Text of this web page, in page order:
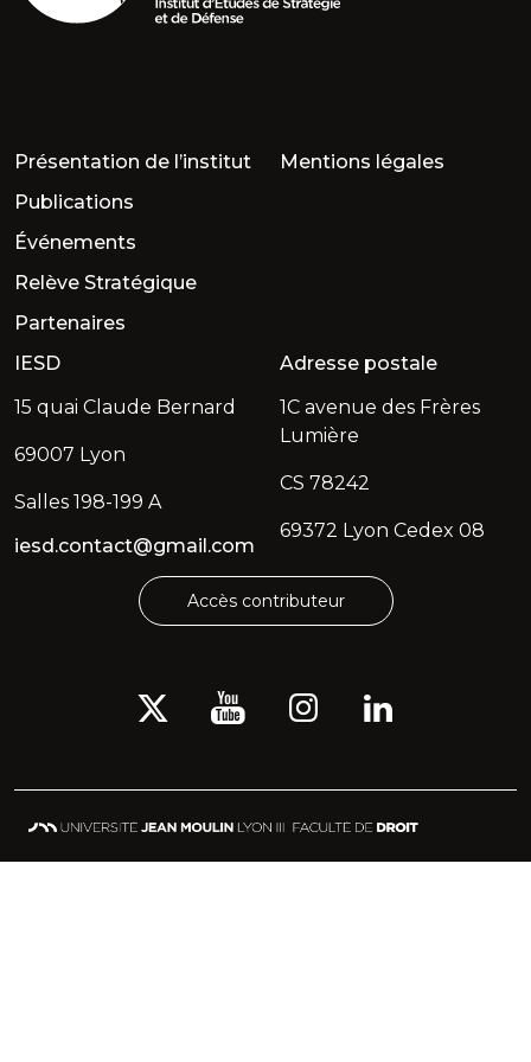
Présentation de l’institut
Publications
Événements
Relève Stratégique
Partenaires
Mentions légales
IESD
15 quai Claude Bernard
69007 Lyon
Salles 198-199 A
iesd.contact@gmail.com
Adresse postale
1C avenue des Frères
Lumière
CS 78242
69372 Lyon Cedex 08
Accès contributeur